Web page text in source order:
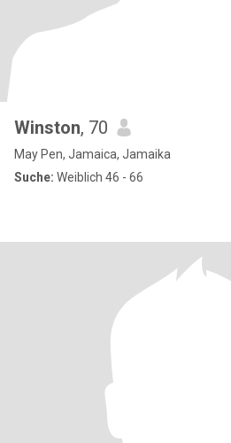
Winston, 70
May Pen, Jamaica, Jamaika
Suche: Weiblich 46 - 66